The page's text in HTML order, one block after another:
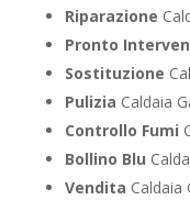
Riparazione
Pronto
Sostituzione
Pulizia Caldaia
Controllo Fumi
Bollino Blu
Vendita Caldaia